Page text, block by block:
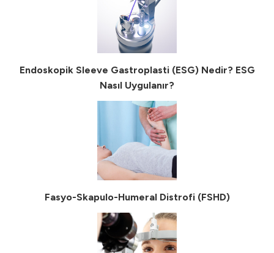
Endoskopik Sleeve Gastroplasti (ESG) Nedir? ESG
Nasıl Uygulanır?
Fasyo-Skapulo-Humeral Distrofi (FSHD)